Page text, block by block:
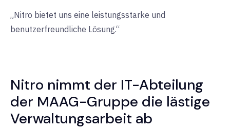
„Nitro bietet uns eine leistungsstarke und
benutzerfreundliche Lösung.“
Nitro nimmt der IT-Abteilung
der MAAG-Gruppe die lästige
Verwaltungsarbeit ab